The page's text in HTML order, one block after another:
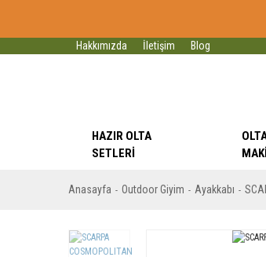
Hakkımızda İletişim Blog
HAZIR OLTA
SETLERI
Anasayfa Outdoor Giyim Ayakkabı